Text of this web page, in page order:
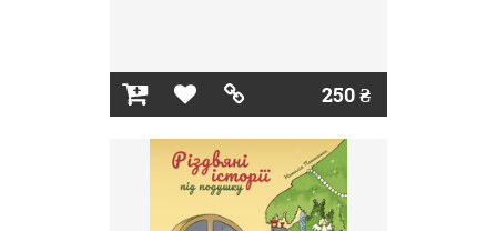
250 ₴